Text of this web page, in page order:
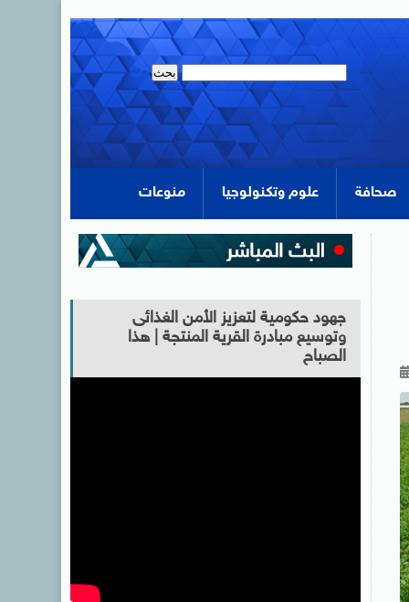
صحافة علوم وتكنولوجيا منوعات
جهود حكومية لتعزيز الأمن الغذائى
وتوسيع مبادرة القرية المنتجة | هذا
الصباح